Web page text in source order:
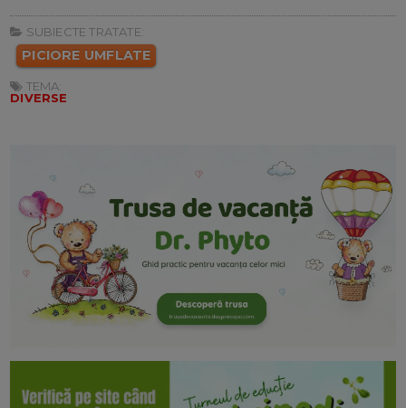
SUBIECTE TRATATE:
PICIORE UMFLATE
TEMA:
DIVERSE